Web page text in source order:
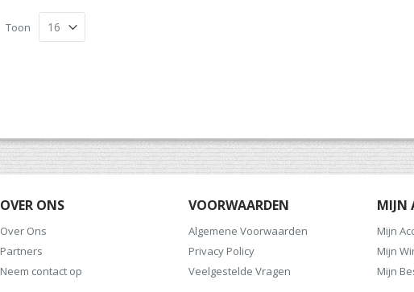
Toon Rating:
0%
OVER ONS
Over Ons
Partners
Neem contact op
VOORWAARDEN
Algemene Voorwaarden
Privacy Policy
Veelgestelde Vragen
MIJN
Mijn
Mijn
Mijn